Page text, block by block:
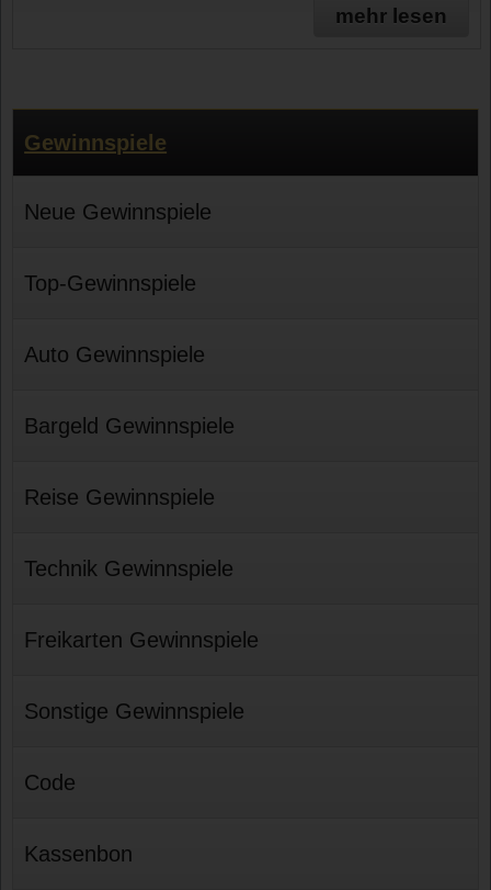
mehr lesen
Gewinnspiele
Neue Gewinnspiele
Top-Gewinnspiele
Auto Gewinnspiele
Bargeld Gewinnspiele
Reise Gewinnspiele
Technik Gewinnspiele
Freikarten Gewinnspiele
Sonstige Gewinnspiele
Code
Kassenbon